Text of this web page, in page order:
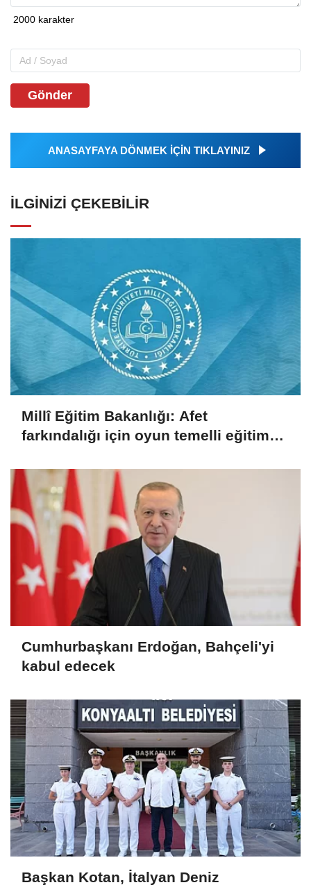
Gönder
ANASAYFAYA DÖNMEK İÇİN TIKLAYINIZ
İLGINIZI ÇEKEBILIR
Millî Eğitim Bakanlığı: Afet
farkındalığı için oyun temelli eğitim
Cumhurbaşkanı Erdoğan, Bahçeli'yi
kabul edecek
Başkan Kotan, İtalyan Deniz